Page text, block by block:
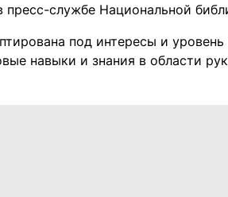
пресс-службе Национальной
под интересы и уровень
навыки и знания в области